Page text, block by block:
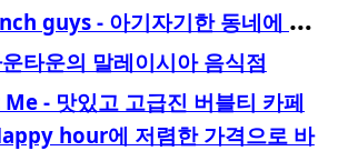
[
빵지순례] French guys - 아기자기한 동네에 자리한 고급 프렌치 베이커리
타운의 말레이시아 음식점
- 맛있고 고급진 버블티 카페
hour에 저렴한 가격으로 바